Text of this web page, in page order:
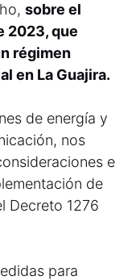
sobre el
2023, que
régimen
en La Guajira.
de energía y
nos
e
de
Decreto 1276
para